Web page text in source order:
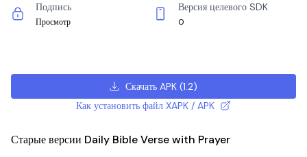
Подпись
Просмотр
Версия целевого SDK
0
Скачать APK (1.2)
Как установить файл XAPK / APK
Старые версии Daily Bible Verse with Prayer